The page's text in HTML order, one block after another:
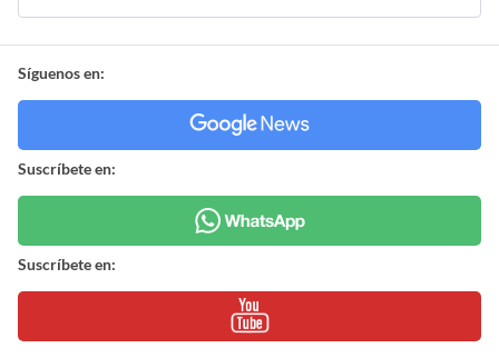
Síguenos en:
Suscríbete en:
Suscríbete en: